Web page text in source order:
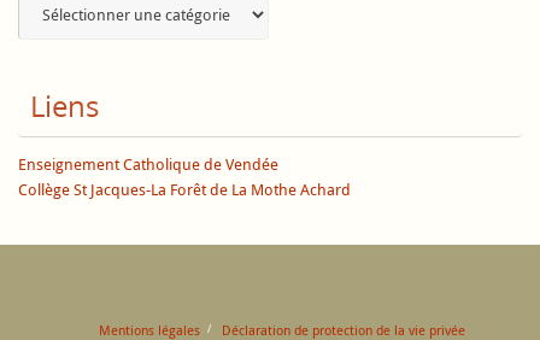
Liens
Enseignement Catholique de Vendée
Collège St Jacques-La Forêt de La Mothe Achard
Mentions légales Déclaration de protection de la vie privée